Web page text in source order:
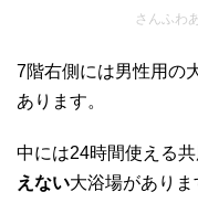
さんふわ
7階右側には男性用の
あります。
中には24時間使える共
えない大浴場がありま